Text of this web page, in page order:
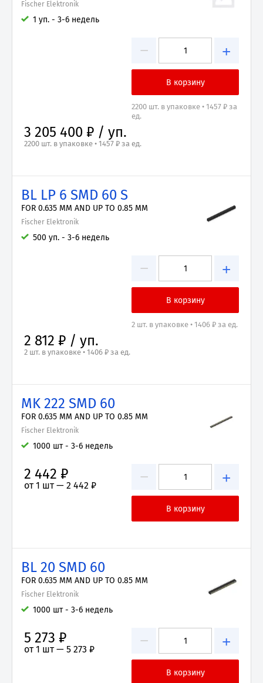
Fischer Elektronik
1 уп. - 3-6 недель
− +
2200 шт. в упаковке • 1457 ₽ за
ед.
3 205 400 ₽ / уп.
2200 шт. в упаковке • 1457 ₽ за ед.
BL LP 6 SMD 60 S
FOR 0.635 MM AND UP TO 0.85 MM
Fischer Elektronik
500 уп. - 3-6 недель
− +
2 шт. в упаковке • 1406 ₽ за ед.
2 812 ₽ / уп.
2 шт. в упаковке • 1406 ₽ за ед.
MK 222 SMD 60
FOR 0.635 MM AND UP TO 0.85 MM
Fischer Elektronik
1000 шт - 3-6 недель
− +
2 442 ₽
от 1 шт — 2 442 ₽
BL 20 SMD 60
FOR 0.635 MM AND UP TO 0.85 MM
Fischer Elektronik
1000 шт - 3-6 недель
− +
5 273 ₽
от 1 шт — 5 273 ₽